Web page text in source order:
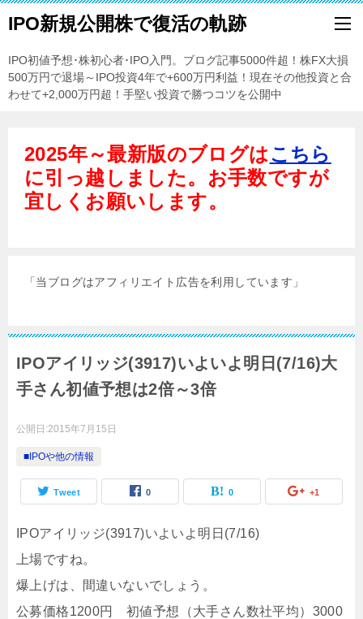
IPO新規公開株で復活の軌跡
IPO初値予想･株初心者･IPO入門。ブログ記事5000件超！株FX大損
500万円で退場～IPO投資4年で+600万円利益！現在その他投資と合
わせて+2,000万円超！手堅い投資で勝つコツを公開中
2025年～最新版のブログはこちら
に引っ越しました。お手数ですが
宜しくお願いします。
「当ブログはアフィリエイト広告を利用しています」
IPOアイリッジ(3917)いよいよ明日(7/16)大
手さん初値予想は2倍～3倍
公開日:2015年7月15日
■IPOや他の情報
Tweet 0 0 +1
IPOアイリッジ(3917)いよいよ明日(7/16)
上場ですね。
爆上げは、間違いないでしょう。
公募価格1200円 初値予想（大手さん数社平均）3000